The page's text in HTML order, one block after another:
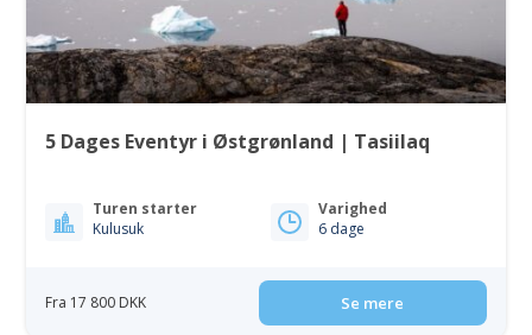
5 Dages Eventyr i Østgrønland | Tasiilaq
Turen starter
Kulusuk
Varighed
6 dage
Fra 17 800 DKK Se mere